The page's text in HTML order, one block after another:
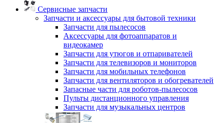
Сервисные запчасти
Запчасти и аксессуары для бытовой техники
Запчасти для пылесосов
Аксессуары для фотоаппаратов и
видеокамер
Запчасти для утюгов и отпаривателей
Запчасти для телевизоров и мониторов
Запчасти для мобильных телефонов
Запчасти для вентиляторов и обогревателей
Запасные части для роботов-пылесосов
Пульты дистанционного управления
Запчасти для музыкальных центров